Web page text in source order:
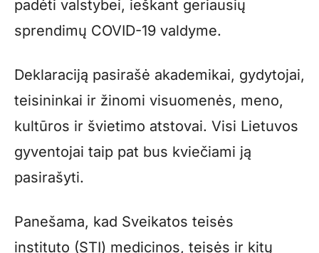
padėti valstybei, ieškant geriausių
sprendimų COVID-19 valdyme.
Deklaraciją pasirašė akademikai, gydytojai,
teisininkai ir žinomi visuomenės, meno,
kultūros ir švietimo atstovai. Visi Lietuvos
gyventojai taip pat bus kviečiami ją
pasirašyti.
Panešama, kad Sveikatos teisės
instituto (STI) medicinos, teisės ir kitų